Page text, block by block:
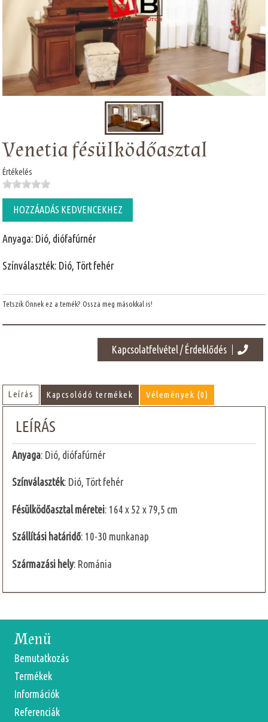
Venetia fésülködőasztal
Értékelés
HOZZÁADÁS KEDVENCEKHEZ
Anyaga: Dió, diófafúrnér
Színválaszték: Dió, Tört fehér
Tetszik Önnek ez a temék? Ossza meg másokkal is!
Kapcsolatfelvétel / Érdeklődés
Leírás Kapcsolódó termékek Vélemények (0)
LEÍRÁS
Anyaga: Dió, diófafúrnér
Színválaszték: Dió, Tört fehér
Fésülködőasztal méretei: 164 x 52 x 79,5 cm
Szállítási határidő: 10-30 munkanap
Származási hely: Románia
Menü
Bemutatkozás
Termékek
Információk
Referenciák